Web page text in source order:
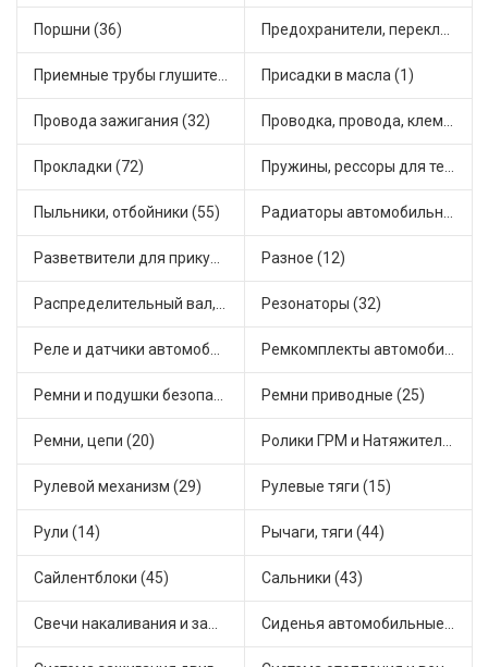
Поршни (36) Предохранители, переключатели, кнопки автомобильные (93)
Приемные трубы глушителя (17) Присадки в масла (1)
Провода зажигания (32) Проводка, провода, клеммы и разъемы (46)
Прокладки (72) Пружины, рессоры для техники (38)
Пыльники, отбойники (55) Радиаторы автомобильные (31)
Разветвители для прикуривателя (7) Разное (12)
Распределительный вал, шестерни распределительного (12) Резонаторы (32)
Реле и датчики автомобильные (178) Ремкомплекты автомобильные (133)
Ремни и подушки безопасности (16) Ремни приводные (25)
Ремни, цепи (20) Ролики ГРМ и Натяжители (26)
Рулевой механизм (29) Рулевые тяги (15)
Рули (14) Рычаги, тяги (44)
Сайлентблоки (45) Сальники (43)
Свечи накаливания и зажигания (39) Сиденья автомобильные (1)